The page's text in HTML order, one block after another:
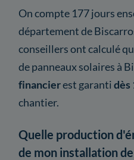
On compte 177 jours
département de
conseillers ont calculé
de panneaux solaires à
financierest garantidès
chantier.
Quelle production
de mon installation